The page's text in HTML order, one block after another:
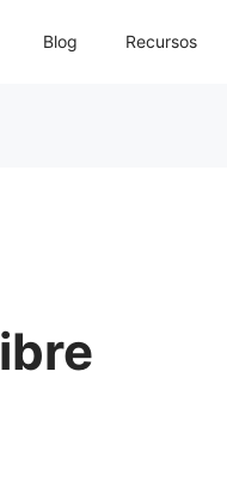
Blog Recursos